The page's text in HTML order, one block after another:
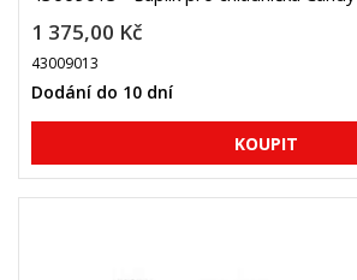
1 375,00 Kč
43009013
Dodání do 10 dní